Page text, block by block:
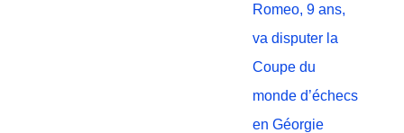
Romeo, 9 ans,
va disputer la
Coupe du
monde d’échecs
en Géorgie